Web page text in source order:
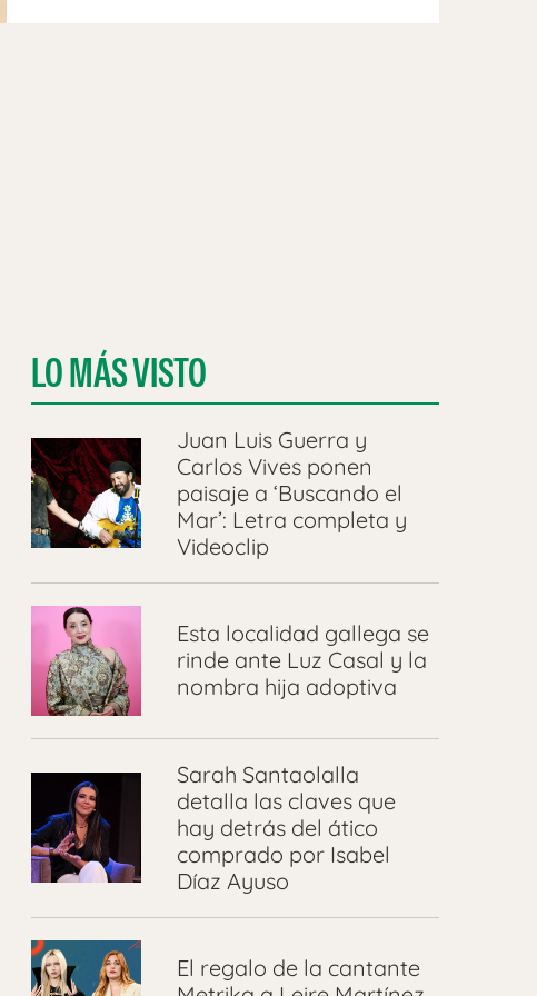
LO MÁS VISTO
Juan Luis Guerra y
Carlos Vives ponen
paisaje a ‘Buscando el
Mar’: Letra completa y
Videoclip
Esta localidad gallega se
rinde ante Luz Casal y la
nombra hija adoptiva
Sarah Santaolalla
detalla las claves que
hay detrás del ático
comprado por Isabel
Díaz Ayuso
El regalo de la cantante